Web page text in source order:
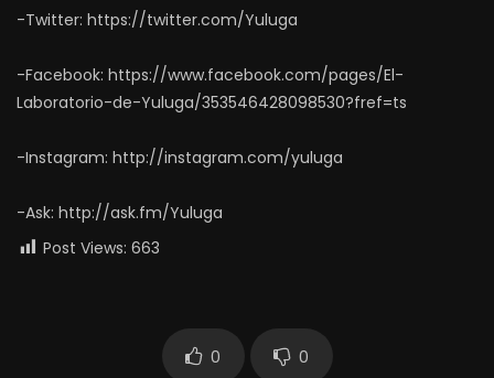
-Twitter: https://twitter.com/Yuluga
-Facebook: https://www.facebook.com/pages/El-
Laboratorio-de-Yuluga/353546428098530?fref=ts
-Instagram: http://instagram.com/yuluga
-Ask: http://ask.fm/Yuluga
Post Views: 663
0 0